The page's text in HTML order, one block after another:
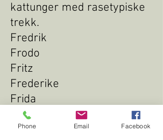
kattunger med rasetypiske
trekk.
Fredrik
Frodo
Fritz
Frederike
Frida
Phone Email Facebook